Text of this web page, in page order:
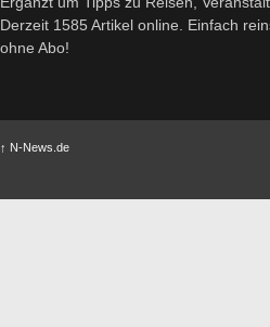
Derzeit 1585 Artikel online. Einfach
ohne Abo!
↑ N-News.de